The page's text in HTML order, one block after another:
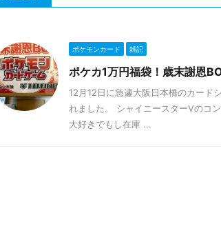
ポケモンカード 雑記
ポケカ1万円福袋！歳末謝恩
12月12日に急遽大阪日本橋のカード
れました。 シャイニースターVのコ
大好きでもし在庫 ...